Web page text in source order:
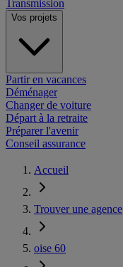
Transmission
Vos projets
Partir en vacances
Déménager
Changer de voiture
Départ à la retraite
Préparer l'avenir
Conseil assurance
Accueil
Trouver une agence
oise 60